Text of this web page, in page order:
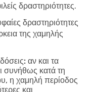
δραστηριότητες.
δραστηριότητες
της χαμηλής
αν και τα
συνήθως κατά τη
η χαμηλή περίοδος
και